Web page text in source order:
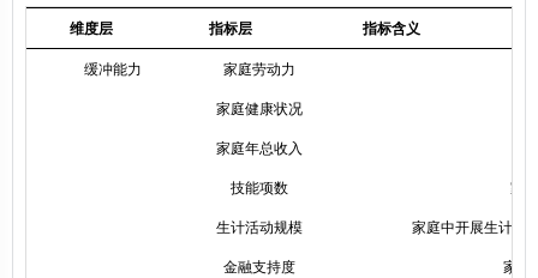
维度层 指标层 指标含义
缓冲能力 家庭劳动力
家庭健康状况
家庭年总收入
技能项数 家
生计活动规模 家庭中开展生计活
金融支持度 家庭